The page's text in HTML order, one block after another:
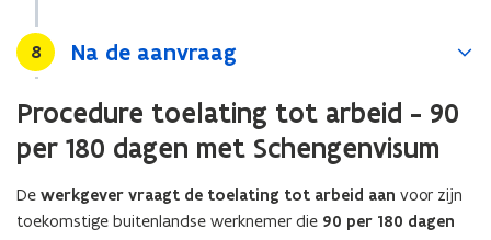
Stap
8 Na de aanvraag
Procedure toelating tot arbeid - 90
per 180 dagen met Schengenvisum
De werkgever vraagt de toelating tot arbeid aan voor zijn
toekomstige buitenlandse werknemer die 90 per 180 dagen